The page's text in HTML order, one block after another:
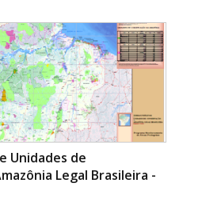
Unidades de
Legal Brasileira -